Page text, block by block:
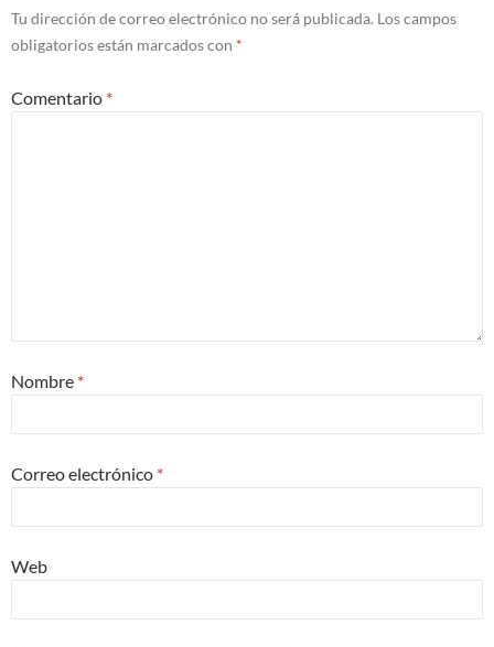
Tu dirección de correo electrónico no será publicada. Los campos
obligatorios están marcados con *
Comentario *
Nombre *
Correo electrónico *
Web